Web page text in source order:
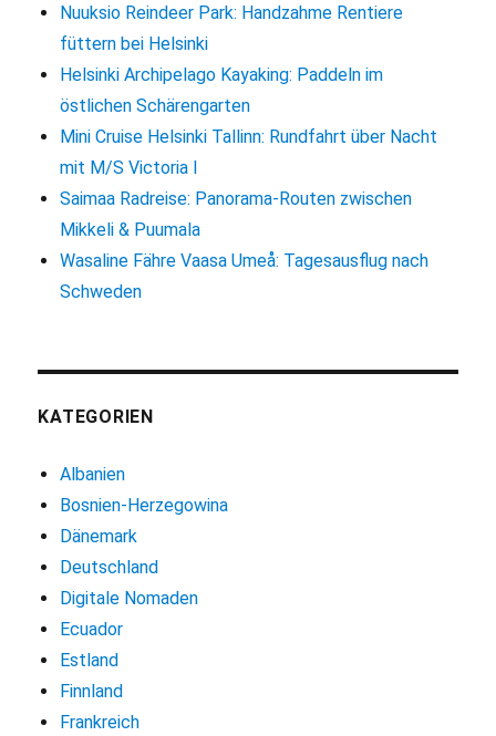
Nuuksio Reindeer Park: Handzahme Rentiere
füttern bei Helsinki
Helsinki Archipelago Kayaking: Paddeln im
östlichen Schärengarten
Mini Cruise Helsinki Tallinn: Rundfahrt über Nacht
mit M/S Victoria I
Saimaa Radreise: Panorama-Routen zwischen
Mikkeli & Puumala
Wasaline Fähre Vaasa Umeå: Tagesausflug nach
Schweden
KATEGORIEN
Albanien
Bosnien-Herzegowina
Dänemark
Deutschland
Digitale Nomaden
Ecuador
Estland
Finnland
Frankreich